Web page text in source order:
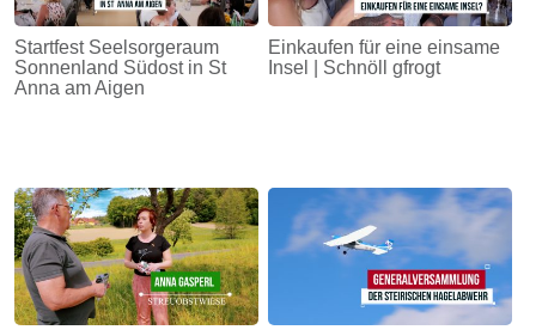
Startfest Seelsorgeraum
Sonnenland Südost in St
Anna am Aigen
Einkaufen für eine einsame
Insel | Schnöll gfrogt